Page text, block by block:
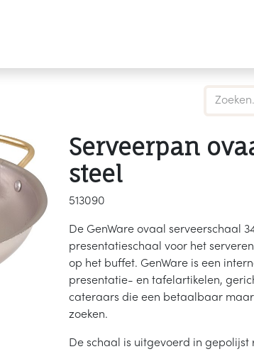
Serveerpan
steel
513090
De GenWare ovaal serveerschaal
presentatieschaal voor het
op het buffet. GenWare is een
presentatie- en tafelartikelen,
cateraars die een betaalbaar
zoeken.
De schaal is uitgevoerd in gepolijst